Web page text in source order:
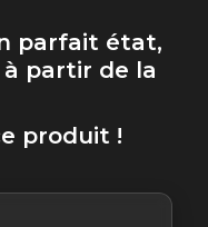
€.
parfait état,
partir de la
produit !